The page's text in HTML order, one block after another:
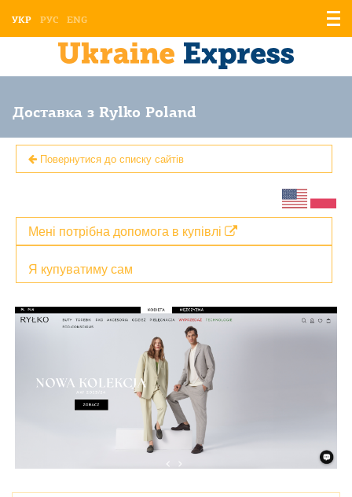
УКР РУС ENG
Доставка з Rylko Poland
Повернутися до списку сайтів
Я купуватиму сам
Мені потрібна допомога в купівлі